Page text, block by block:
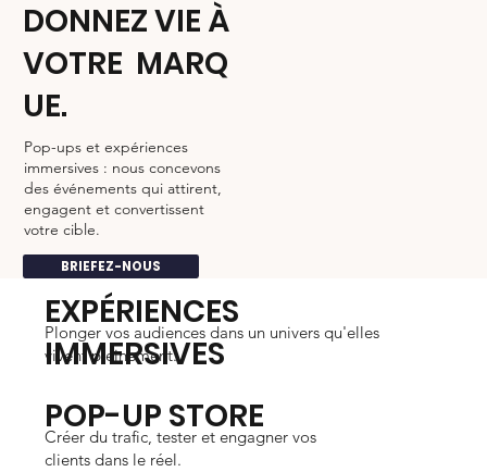
DONNEZ VIE À
VOTRE MARQ
UE.
Pop-ups et expériences
immersives : nous concevons
des événements qui attirent,
engagent et convertissent
votre cible.
BRIEFEZ-NOUS
Plonger vos audiences dans un univers qu'elles
vivent pleinement.
EXPÉRIENCES
IMMERSIVES
Créer du trafic, tester et engagner vos
clients dans le réel.
POP-UP STORE